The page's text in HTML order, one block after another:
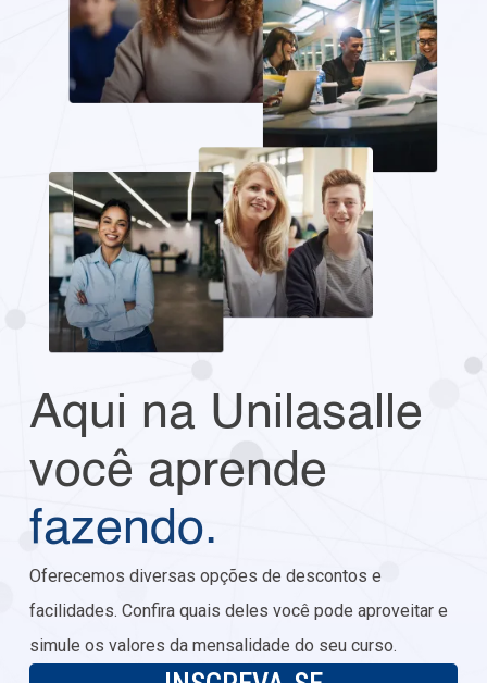
Aqui na Unilasalle
você aprende
fazendo.
Oferecemos diversas opções de descontos e
facilidades. Confira quais deles você pode aproveitar e
simule os valores da mensalidade do seu curso.